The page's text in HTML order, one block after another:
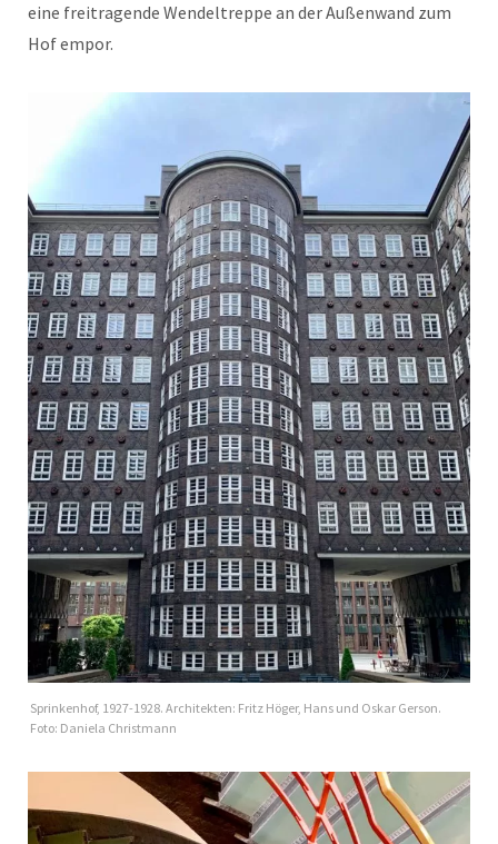
eine freitragende Wendeltreppe an der Außenwand zum
Hof empor.
Sprinkenhof, 1927-1928. Architekten: Fritz Höger, Hans und Oskar Gerson.
Foto: Daniela Christmann